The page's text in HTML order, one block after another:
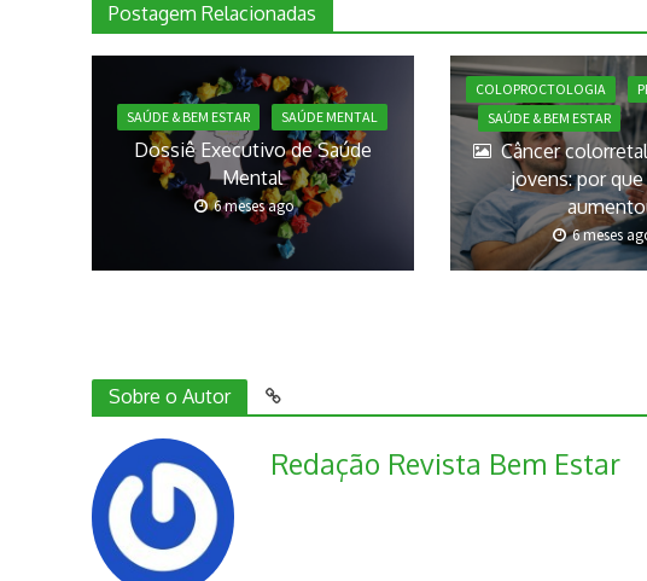
Postagem Relacionadas
SAÚDE & BEM ESTAR SAÚDE MENTAL
Dossiê Executivo de Saúde
Mental
6 meses ago
COLOPROCTOLOGIA
SAÚDE & BEM ESTAR
Câncer
jovens: por
6 meses
Sobre o Autor
Redação Revista Bem Estar